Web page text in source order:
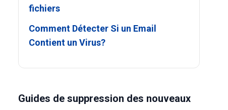
fichiers
Comment Détecter Si un Email
Contient un Virus?
Guides de suppression des nouveaux